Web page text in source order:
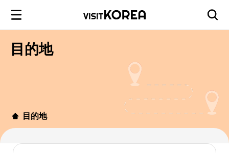
目的地
目的地